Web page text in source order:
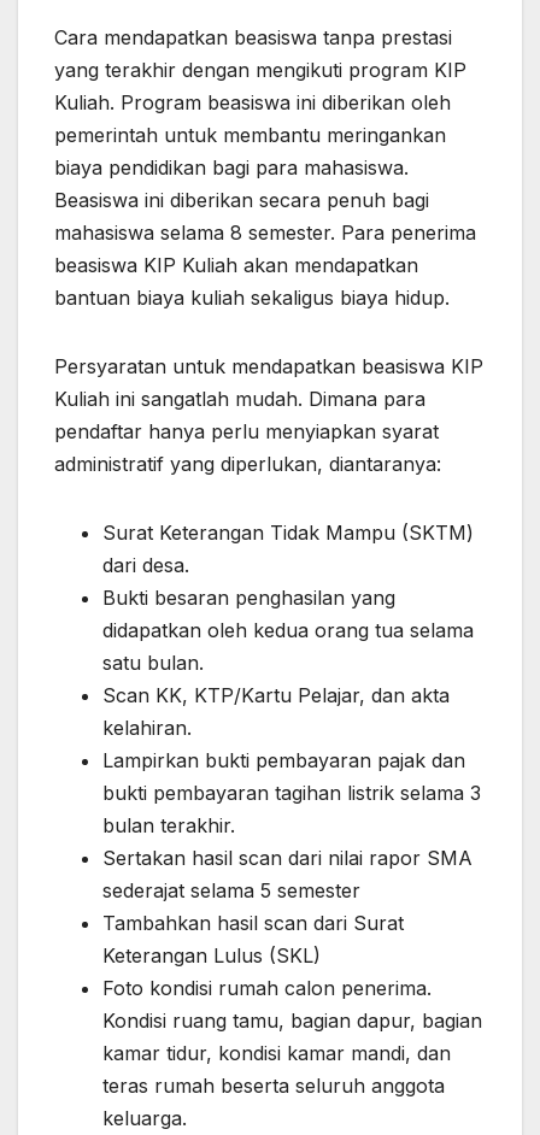
Cara mendapatkan beasiswa tanpa prestasi
yang terakhir dengan mengikuti program KIP
Kuliah. Program beasiswa ini diberikan oleh
pemerintah untuk membantu meringankan
biaya pendidikan bagi para mahasiswa.
Beasiswa ini diberikan secara penuh bagi
mahasiswa selama 8 semester. Para penerima
beasiswa KIP Kuliah akan mendapatkan
bantuan biaya kuliah sekaligus biaya hidup.
Persyaratan untuk mendapatkan beasiswa KIP
Kuliah ini sangatlah mudah. Dimana para
pendaftar hanya perlu menyiapkan syarat
administratif yang diperlukan, diantaranya:
Surat Keterangan Tidak Mampu (SKTM)
dari desa.
Bukti besaran penghasilan yang
didapatkan oleh kedua orang tua selama
satu bulan.
Scan KK, KTP/Kartu Pelajar, dan akta
kelahiran.
Lampirkan bukti pembayaran pajak dan
bukti pembayaran tagihan listrik selama 3
bulan terakhir.
Sertakan hasil scan dari nilai rapor SMA
sederajat selama 5 semester
Tambahkan hasil scan dari Surat
Keterangan Lulus (SKL)
Foto kondisi rumah calon penerima.
Kondisi ruang tamu, bagian dapur, bagian
kamar tidur, kondisi kamar mandi, dan
teras rumah beserta seluruh anggota
keluarga.